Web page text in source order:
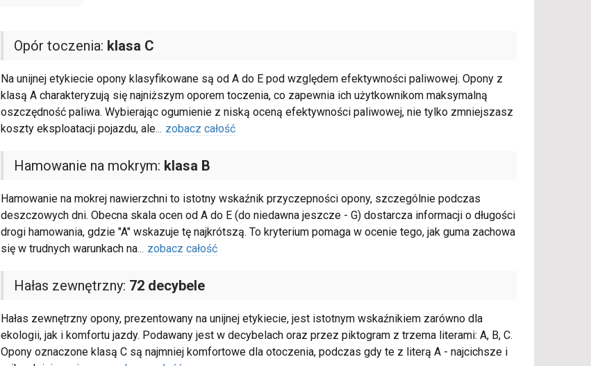
Opór toczenia: klasa C
Na unijnej etykiecie opony klasyfikowane są od A do E pod względem efektywności paliwowej. Opony z
klasą A charakteryzują się najniższym oporem toczenia, co zapewnia ich użytkownikom maksymalną
oszczędność paliwa. Wybierając ogumienie z niską oceną efektywności paliwowej, nie tylko zmniejszasz
koszty eksploatacji pojazdu, ale... zobacz całość
Hamowanie na mokrym: klasa B
Hamowanie na mokrej nawierzchni to istotny wskaźnik przyczepności opony, szczególnie podczas
deszczowych dni. Obecna skala ocen od A do E (do niedawna jeszcze - G) dostarcza informacji o długości
drogi hamowania, gdzie "A" wskazuje tę najkrótszą. To kryterium pomaga w ocenie tego, jak guma zachowa
się w trudnych warunkach na... zobacz całość
Hałas zewnętrzny: 72 decybele
Hałas zewnętrzny opony, prezentowany na unijnej etykiecie, jest istotnym wskaźnikiem zarówno dla
ekologii, jak i komfortu jazdy. Podawany jest w decybelach oraz przez piktogram z trzema literami: A, B, C.
Opony oznaczone klasą C są najmniej komfortowe dla otoczenia, podczas gdy te z literą A - najcichsze i